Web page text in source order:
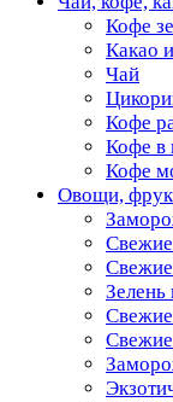
Кофе
Какао
Чай
Кофе
Кофе в
Кофе
Овощи,
Зелень